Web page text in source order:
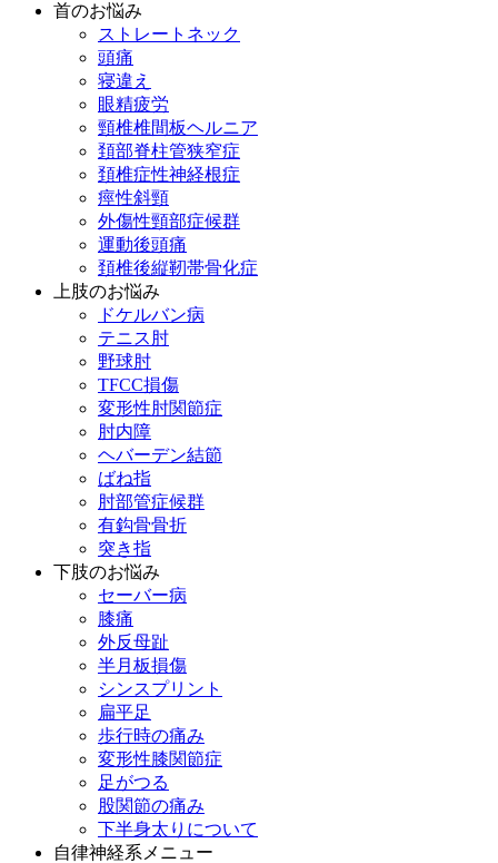
首のお悩み
ストレートネック
頭痛
寝違え
眼精疲労
頸椎椎間板ヘルニア
頚部脊柱管狭窄症
頚椎症性神経根症
痙性斜頸
外傷性頸部症候群
運動後頭痛
頚椎後縦靭帯骨化症
上肢のお悩み
ドケルバン病
テニス肘
野球肘
TFCC損傷
変形性肘関節症
肘内障
ヘバーデン結節
ばね指
肘部管症候群
有鈎骨骨折
突き指
下肢のお悩み
セーバー病
膝痛
外反母趾
半月板損傷
シンスプリント
扁平足
歩行時の痛み
変形性膝関節症
足がつる
股関節の痛み
下半身太りについて
自律神経系メニュー